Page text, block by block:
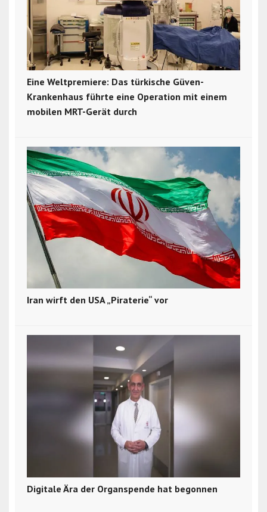
Eine Weltpremiere: Das türkische Güven-
Krankenhaus führte eine Operation mit einem
mobilen MRT-Gerät durch
Iran wirft den USA „Piraterie“ vor
Digitale Ära der Organspende hat begonnen